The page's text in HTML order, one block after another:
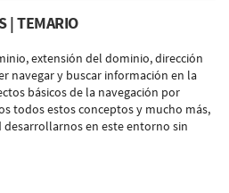
| TEMARIO
extensión del dominio, dirección
navegar y buscar información en la
básicos de la navegación por
todos estos conceptos y mucho más,
en este entorno sin